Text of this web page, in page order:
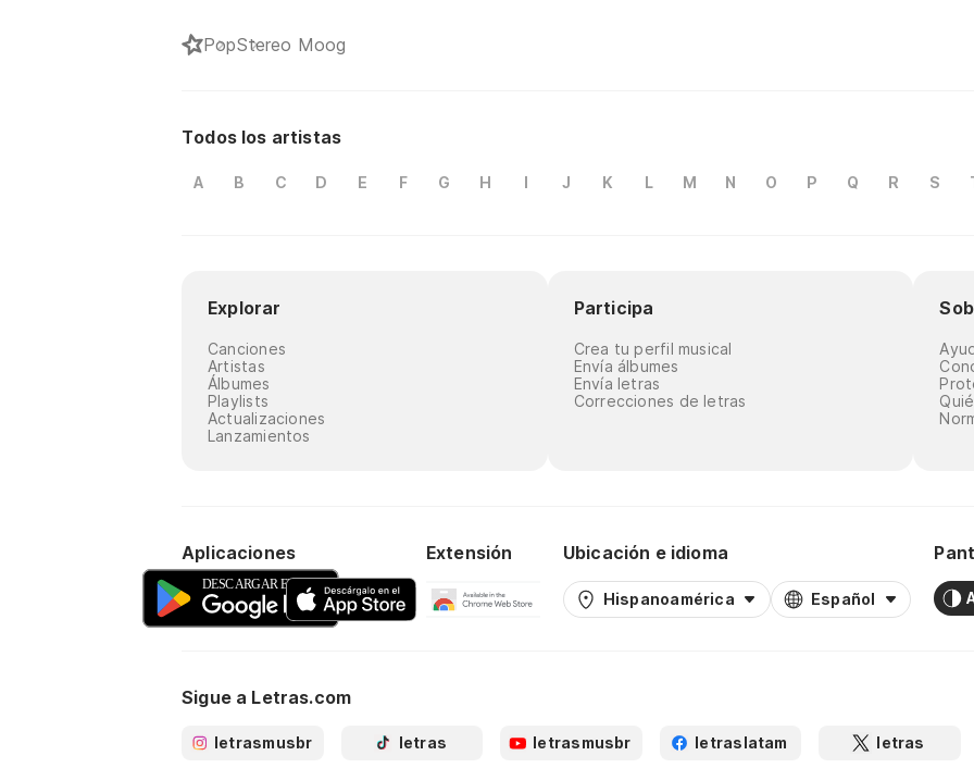
PopStereo Moog
Todos los artistas
A B C D E F G H I J K L M N O P Q R S
Explorar
Canciones
Artistas
Álbumes
Playlists
Actualizaciones
Lanzamientos
Participa
Crea tu perfil musical
Envía álbumes
Envía letras
Correcciones de letras
Aplicaciones Extensión Ubicación e idioma
Hispanoamérica Español
Sigue a Letras.com
letrasmusbr letras letrasmusbr letraslatam letras